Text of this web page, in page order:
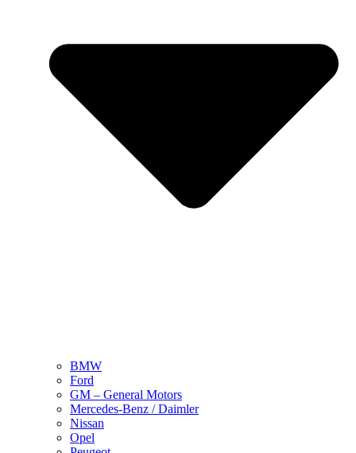
BMW
Ford
GM – General Motors
Mercedes-Benz / Daimler
Nissan
Opel